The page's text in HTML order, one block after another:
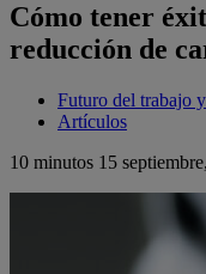
Cómo tener
reducción de
Futuro del trabajo
Artículos
10 minutos 15